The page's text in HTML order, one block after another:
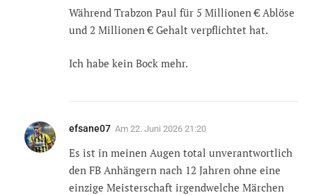
Während Trabzon Paul für 5 Millionen € Ablöse
und 2 Millionen € Gehalt verpflichtet hat.
Ich habe kein Bock mehr.
efsane07 Am 22. Juni 2026 21:20
Es ist in meinen Augen total unverantwortlich
den FB Anhängern nach 12 Jahren ohne eine
einzige Meisterschaft irgendwelche Märchen